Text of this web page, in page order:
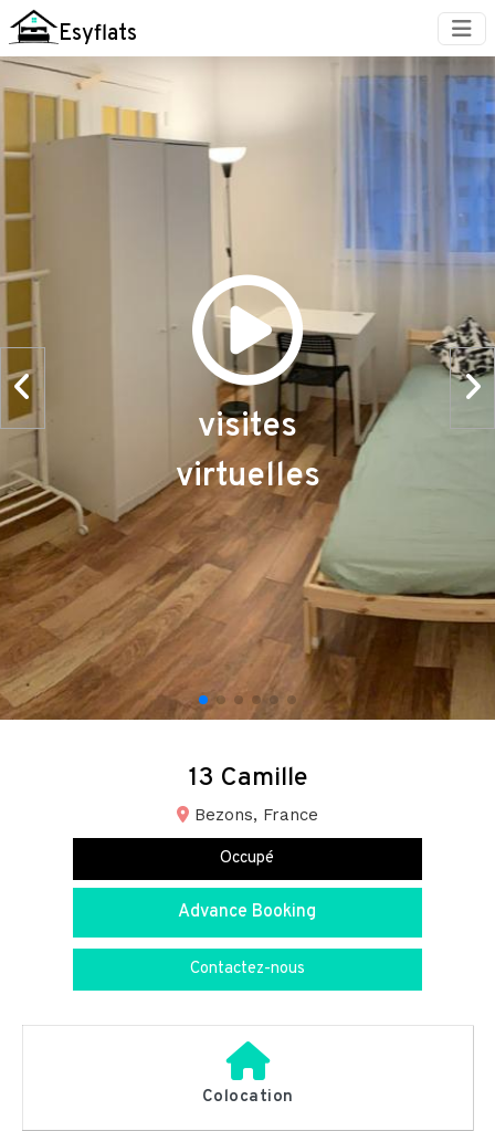
Esyflats
visites
virtuelles
13 Camille
Bezons, France
Occupé
Advance Booking
Contactez-nous
Colocation